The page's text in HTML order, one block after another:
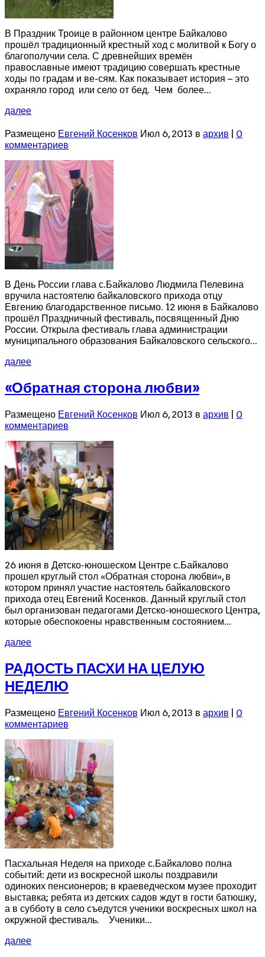
В Праздник Троице в районном центре Байкалово
прошёл традиционный крестный ход с молитвой к Богу о
благополучии села. С древнейших времён
православные имеют традицию совершать крестные
ходы по градам и ве-сям. Как показывает история – это
охраняло город или село от бед. Чем более...
далее
Размещено Евгений Косенков Июл 6, 2013 в архив
0
комментариев
В День России глава с.Байкалово Людмила Пелевина
вручила настоятелю байкаловского прихода отцу
Евгению благодарственное письмо. 12 июня в Байкалово
прошёл Праздничный фестиваль, посвященный Дню
России. Открыла фестиваль глава администрации
муниципального образования Байкаловского сельского...
далее
«Обратная сторона любви»
Размещено Евгений Косенков Июл 6, 2013 в архив
0
комментариев
26 июня в Детско-юношеском Центре с.Байкалово
прошел круглый стол «Обратная сторона любви», в
котором принял участие настоятель байкаловского
прихода отец Евгений Косенков. Данный круглый стол
был организован педагогами Детско-юношеского Центра,
которые обеспокоены нравственным состоянием...
далее
РАДОСТЬ ПАСХИ НА ЦЕЛУЮ
НЕДЕЛЮ
Размещено Евгений Косенков Июл 6, 2013 в архив
0
комментариев
Пасхальная Неделя на приходе с.Байкалово полна
событий: дети из воскресной школы поздравили
одиноких пенсионеров; в краеведческом музее проходит
выставка; ребята из детских садов ждут в гости батюшку,
а в субботу в село съедутся ученики воскресных школ на
окружной фестиваль. Ученики...
далее